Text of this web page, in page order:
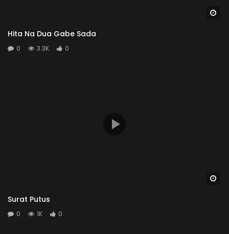
Hita Na Dua Gabe Sada
0 3.3K 0
Surat Putus
0 1K 0